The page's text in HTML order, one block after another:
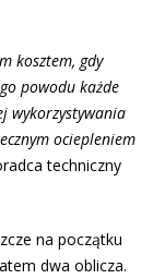
kosztem, gdy
powodu każde
wykorzystywania
ociepleniem
techniczny
na początku
dwa oblicza.